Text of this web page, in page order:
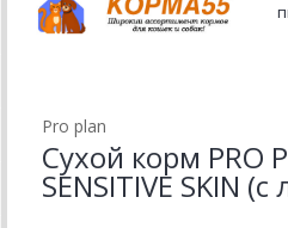
Pro plan
Сухой корм PRO
SENSITIVE SKIN